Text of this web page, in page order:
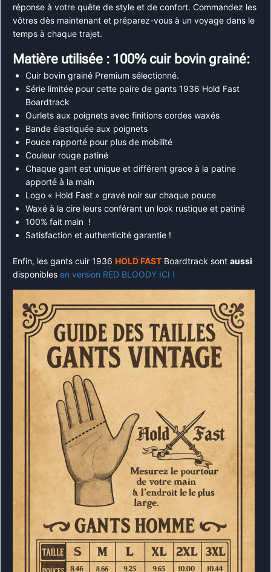
réponse à votre quête de style et de confort. Commandez les
vôtres dès maintenant et préparez-vous à un voyage dans le
temps à chaque trajet.
Matière utilisée : 100% cuir bovin grainé:
Cuir bovin grainé Premium sélectionné.
Série limitée pour cette paire de gants 1936 Hold Fast
Boardtrack
Ourlets aux poignets avec finitions cordes waxés
Bande élastiquée aux poignets
Pouce rapporté pour plus de mobilité
Couleur rouge patiné
Chaque gant est unique et différent grace à la patine
apporté à la main
Logo « Hold Fast » gravé noir sur chaque pouce
Waxé à la cire leurs conférant un look rustique et patiné
100% fait main !
Satisfaction et authenticité garantie !
Enfin, les gants cuir 1936 HOLD FAST Boardtrack sont aussi
disponibles en version RED BLOODY ICI !